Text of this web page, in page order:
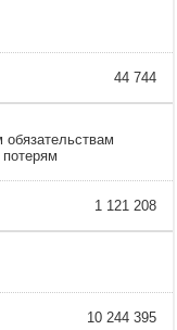
44 744
1 121 208
10 244 395